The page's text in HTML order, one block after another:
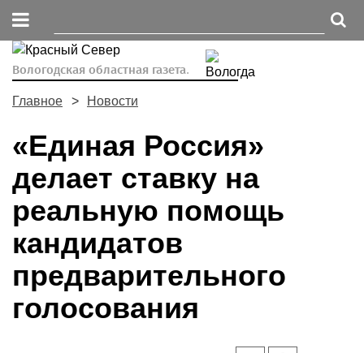
Вологодская областная газета.
Главное Новости
«Единая Россия»
делает ставку на
реальную помощь
кандидатов
предварительного
голосования